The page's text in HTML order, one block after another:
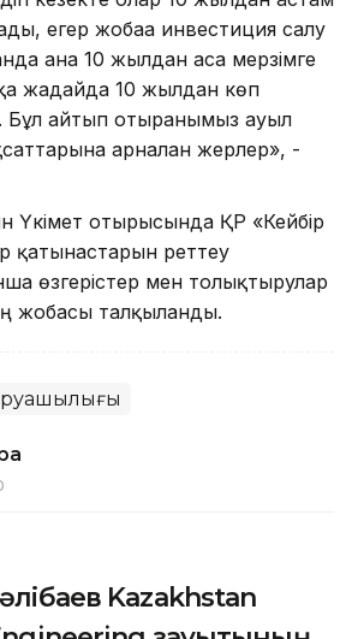
егер жобаға инвестиция салу
ғана 10 жылдан аса мерзiмге
жағдайда 10 жылдан көп
Бұл айтып отырғанымыз ауыл
арналған жерлер», -
Үкiмет отырысында ҚР «Кейбiр
қатынастарын реттеу
өзгерiстер мен толықтырулар
жобасы талқыланды.
Kazakhstan